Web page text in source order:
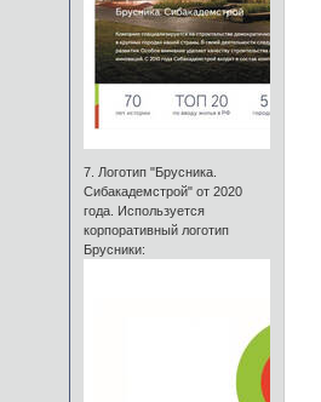
7. Логотип "Брусника.
Сибакадемстрой" от 2020
года. Используется
корпоративный логотип
Брусники: